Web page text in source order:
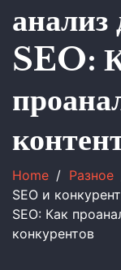
анализ
SEO:
Home
Разное
SEO и
SEO: Как
конкурентов